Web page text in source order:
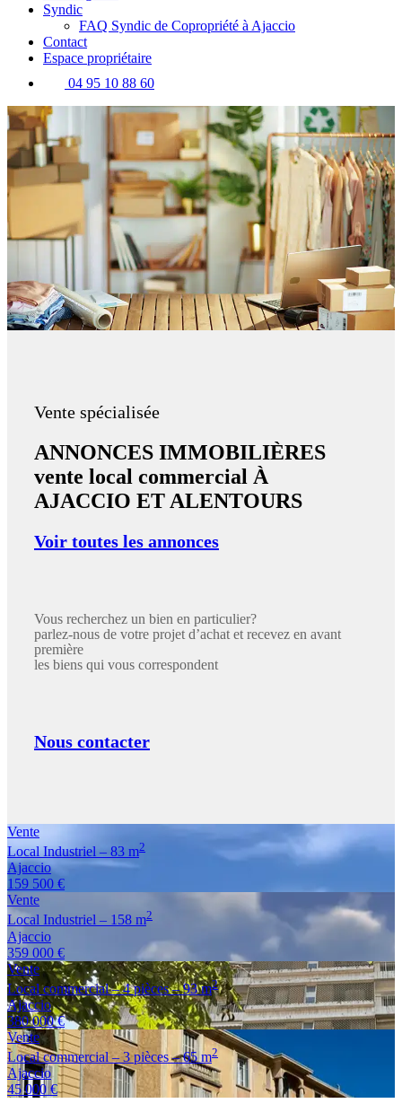
Syndic
FAQ Syndic de Copropriété à Ajaccio
Contact
Espace propriétaire
04 95 10 88 60
Vente spécialisée
ANNONCES IMMOBILIÈRES
vente local commercial À
AJACCIO ET ALENTOURS
Voir toutes les annonces
Vous recherchez un bien en particulier?
parlez-nous de votre projet d’achat et recevez en avant
première
les biens qui vous correspondent
Nous contacter
Vente
Local Industriel – 83 m2
Ajaccio
159 500 €
Vente
Local Industriel – 158 m2
Ajaccio
359 000 €
Vente
Local commercial – 4 pièces – 93 m2
Ajaccio
380 000 €
Vente
Local commercial – 3 pièces – 65 m2
Ajaccio
45 000 €